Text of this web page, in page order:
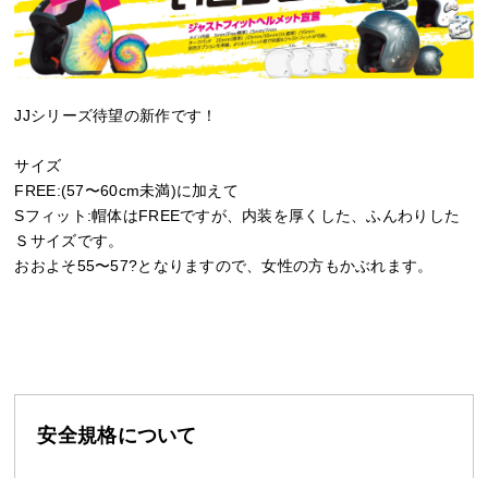
JJシリーズ待望の新作です！
サイズ
FREE:(57〜60cm未満)に加えて
Sフィット:帽体はFREEですが、内装を厚くした、ふんわりした
Ｓサイズです。
おおよそ55〜57?となりますので、女性の方もかぶれます。
安全規格について